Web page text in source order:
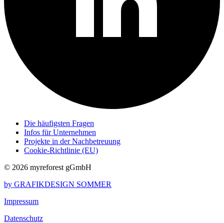
Die häufigsten Fragen
Infos für Unternehmen
Projekte in der Nachbetreuung
Cookie-Richtlinie (EU)
© 2026 myreforest gGmbH
by GRAFIKDESIGN SOMMER
Impressum
Datenschutz